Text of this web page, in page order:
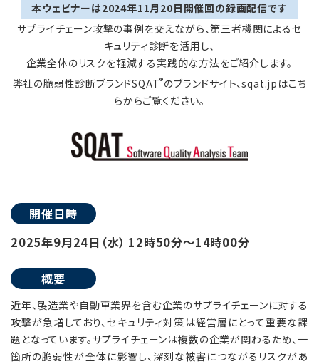
本ウェビナーは2024年11月20日開催回の録画配信です
サプライチェーン攻撃の事例を交えながら、第三者機関によるセ
キュリティ診断を活用し、
企業全体のリスクを軽減する実践的な方法をご紹介します。
弊社の脆弱性診断ブランドSQAT®のブランドサイト、sqat.jpはこち
らからご覧ください。
開催日時
2025年9月24日（水） 12時50分～14時00分
概要
近年、製造業や自動車業界を含む企業のサプライチェーンに対する
攻撃が急増しており、セキュリティ対策は経営層にとって重要な課
題となっています。サプライチェーンは複数の企業が関わるため、一
箇所の脆弱性が全体に影響し、深刻な被害につながるリスクがあ